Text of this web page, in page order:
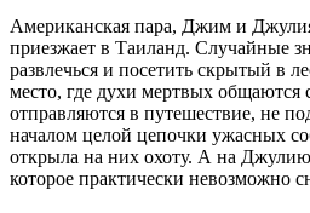
Американская пара, Джим и
приезжает в Таиланд. Случайные
развлечься и посетить скрытый в
место, где духи мертвых
отправляются в путешествие, не
началом целой цепочки ужасных
открыла на них охоту. А на
которое практически невозможно